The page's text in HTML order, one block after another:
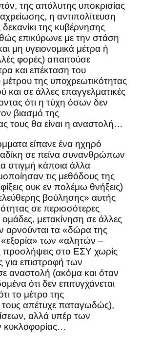
της απόλυτης υποκρισίας
η αντιπολίτευση
της κυβέρνησης
επικύρωνε με την στάση
μη υγειονομικά μέτρα ή
φορές) απαιτούσε
και επέκταση του
της υποχρεωτικότητας
και σε άλλες επαγγελματικές
ότι η τύχη όσων δεν
βιασμό της
τους θα είναι η αναστολή…
είπανε ένα ηχηρό
σε πείνα συνανθρώπων
στιγμή κάποια άλλα
τις μεθόδους της
ουκ εν πολέμω θνήξεις)
βούλησης» αυτής
σε περισσότερες
ομάδες, μετακίνηση σε άλλες
αρνούνται τα «δώρα της
«εξορία» των «αλητών –
προσλήψεις στο ΕΣΥ χωρίς
για επιστροφή των
αναστολή (ακόμα και όταν
ότι δεν επιτυγχάνεται
το μέτρο της
απέτυχε παταγωδώς),
αλλά υπέρ των
κυκλοφορίας…